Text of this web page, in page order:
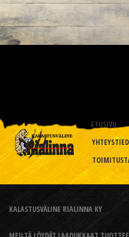
ETUSIVU
KALASTUSVÄLINE RIALINNA KY